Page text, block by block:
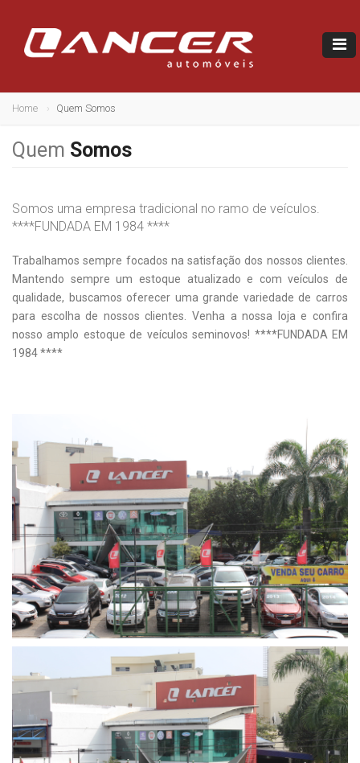
Home Quem Somos
Quem Somos
Somos uma empresa tradicional no ramo de veículos.
****FUNDADA EM 1984 ****
Trabalhamos sempre focados na satisfação dos nossos clientes.
Mantendo sempre um estoque atualizado e com veículos de
qualidade, buscamos oferecer uma grande variedade de carros
para escolha de nossos clientes. Venha a nossa loja e confira
nosso amplo estoque de veículos seminovos! ****FUNDADA EM
1984 ****